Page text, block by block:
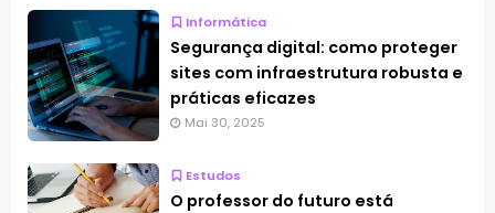
Informática
Segurança digital: como proteger
sites com infraestrutura robusta e
práticas eficazes
Mai 30, 2025
Estudos
O professor do futuro está